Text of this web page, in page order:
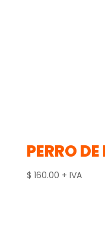
PERRO
$ 160.00 + IVA